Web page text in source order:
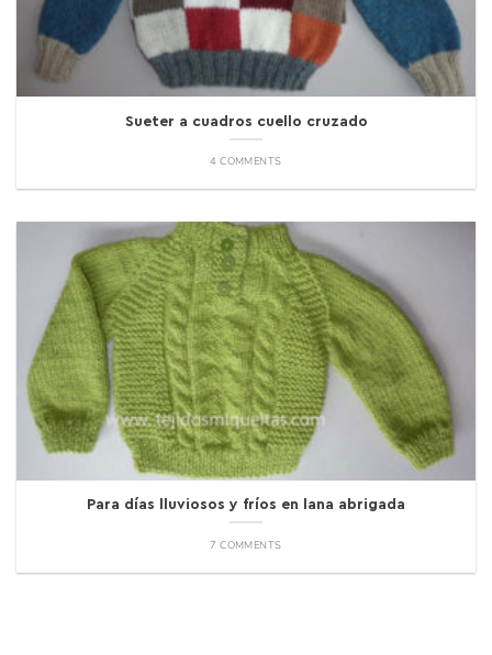
Sueter a cuadros cuello cruzado
4 COMMENTS
Para días lluviosos y fríos en lana abrigada
7 COMMENTS